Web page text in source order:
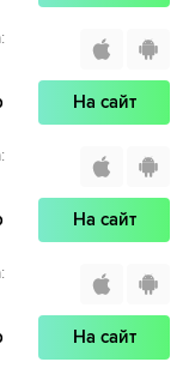
:
На сайт
:
На сайт
:
На сайт